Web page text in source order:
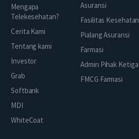
Mengapa
Telekesehatan?
Cerita Kami
Tentang kami
Investor
Grab
Softbank
MDI
WhiteCoat
Asuransi
Fasilitas Kesehatan
Pialang Asuransi
Farmasi
Admin Pihak Ketiga
FMCG Farmasi